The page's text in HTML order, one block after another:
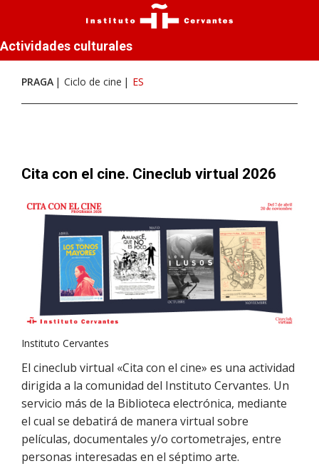
Actividades culturales
PRAGA Ciclo de cine ES
Cita con el cine. Cineclub virtual 2026
Instituto Cervantes
El cineclub virtual «Cita con el cine» es una actividad
dirigida a la comunidad del Instituto Cervantes. Un
servicio más de la Biblioteca electrónica, mediante
el cual se debatirá de manera virtual sobre
películas, documentales y/o cortometrajes, entre
personas interesadas en el séptimo arte.